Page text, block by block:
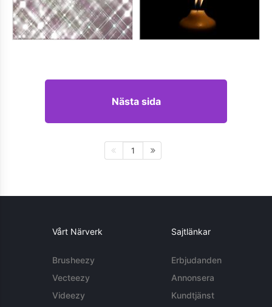
Nästa sida
1
Vårt Närverk
Brusheezy
Vecteezy
Videezy
Sajtlänkar
Erbjudanden
Annonsera
Kundtjänst